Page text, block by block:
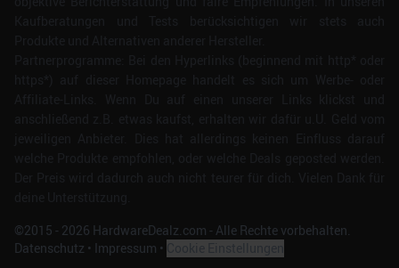
©2015 - 2026 HardwareDealz.com - Alle Rechte vorbehalten.
Datenschutz • Impressum •